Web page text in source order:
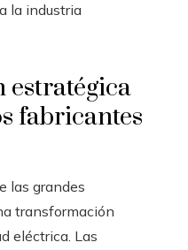
la industria
fabricantes
las grandes
transformación
eléctrica. Las